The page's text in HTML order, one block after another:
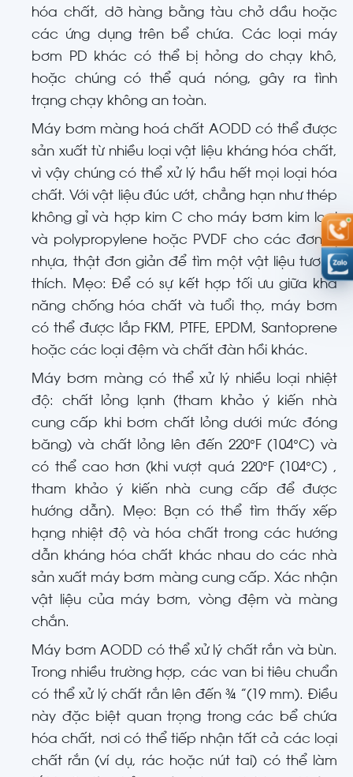
hóa chất, dỡ hàng bằng tàu chở dầu hoặc
các ứng dụng trên bể chứa. Các loại máy
bơm PD khác có thể bị hỏng do chạy khô,
hoặc chúng có thể quá nóng, gây ra tình
trạng chạy không an toàn.
Máy bơm màng hoá chất AODD có thể được
sản xuất từ ​​nhiều loại vật liệu kháng hóa chất,
vì vậy chúng có thể xử lý hầu hết mọi loại hóa
chất. Với vật liệu đúc ướt, chẳng hạn như thép
không gỉ và hợp kim C cho máy bơm kim loại
và polypropylene hoặc PVDF cho các đơn vị
nhựa, thật đơn giản để tìm một vật liệu tương
thích. Mẹo: Để có sự kết hợp tối ưu giữa khả
năng chống hóa chất và tuổi thọ, máy bơm
có thể được lắp FKM, PTFE, EPDM, Santoprene
hoặc các loại đệm và chất đàn hồi khác.
Máy bơm màng có thể xử lý nhiều loại nhiệt
độ: chất lỏng lạnh (tham khảo ý kiến nhà
cung cấp khi bơm chất lỏng dưới mức đóng
băng) và chất lỏng lên đến 220°F (104°C) và
có thể cao hơn (khi vượt quá 220°F (104°C) ,
tham khảo ý kiến nhà cung cấp để được
hướng dẫn). Mẹo: Bạn có thể tìm thấy xếp
hạng nhiệt độ và hóa chất trong các hướng
dẫn kháng hóa chất khác nhau do các nhà
sản xuất máy bơm màng cung cấp. Xác nhận
vật liệu của máy bơm, vòng đệm và màng
chắn.
Máy bơm AODD có thể xử lý chất rắn và bùn.
Trong nhiều trường hợp, các van bi tiêu chuẩn
có thể xử lý chất rắn lên đến ¾ ”(19 mm). Điều
này đặc biệt quan trọng trong các bể chứa
hóa chất, nơi có thể tiếp nhận tất cả các loại
chất rắn (ví dụ, rác hoặc nút tai) có thể làm